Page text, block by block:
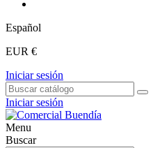
Español
EUR €
Iniciar sesión
Iniciar sesión
Menu
Buscar